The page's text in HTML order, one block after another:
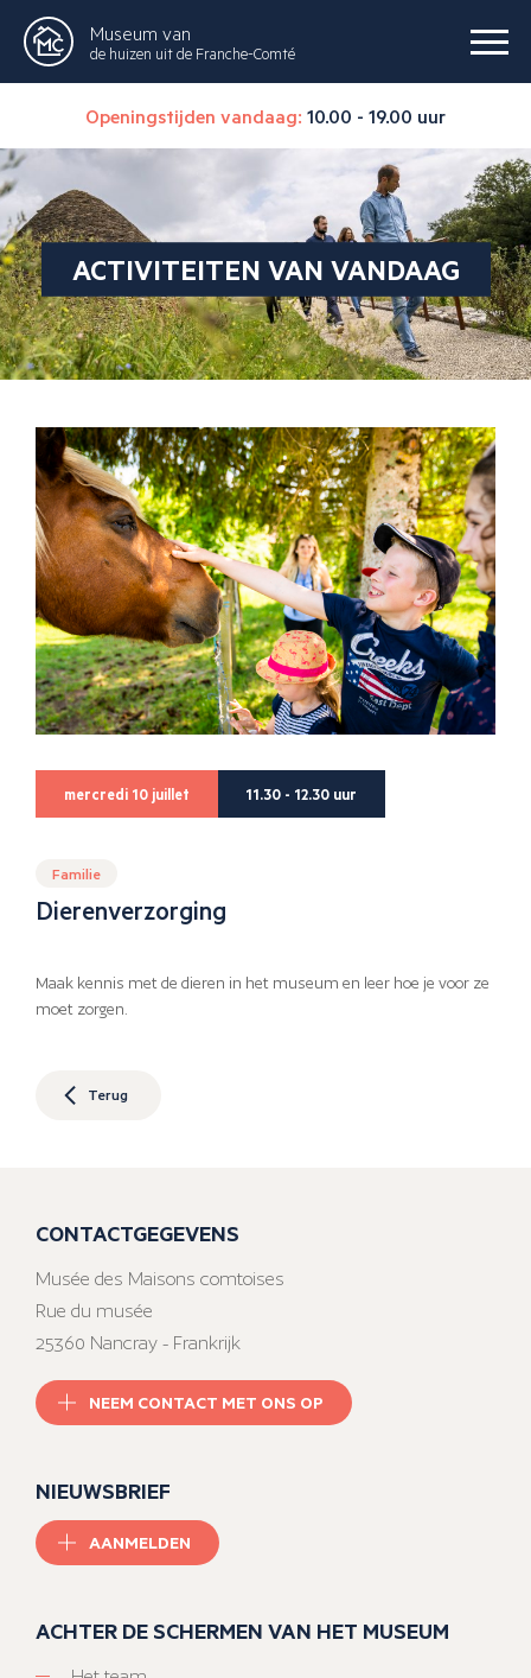
Museum van
de huizen uit de Franche-Comté
Openingstijden vandaag: 10.00 - 19.00 uur
ACTIVITEITEN VAN VANDAAG
mercredi 10 juillet 11.30 - 12.30 uur
Familie
Dierenverzorging
Maak kennis met de dieren in het museum en leer hoe je voor ze
moet zorgen.
Terug
CONTACTGEGEVENS
Musée des Maisons comtoises
Rue du musée
25360 Nancray - Frankrijk
NEEM CONTACT MET ONS OP
NIEUWSBRIEF
AANMELDEN
ACHTER DE SCHERMEN VAN HET MUSEUM